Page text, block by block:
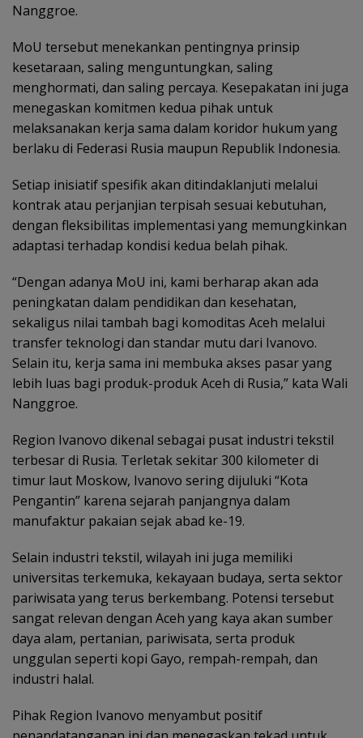
Nanggroe.
MoU tersebut menekankan pentingnya prinsip
kesetaraan, saling menguntungkan, saling
menghormati, dan saling percaya. Kesepakatan ini juga
menegaskan komitmen kedua pihak untuk
melaksanakan kerja sama dalam koridor hukum yang
berlaku di Federasi Rusia maupun Republik Indonesia.
Setiap inisiatif spesifik akan ditindaklanjuti melalui
kontrak atau perjanjian terpisah sesuai kebutuhan,
dengan fleksibilitas implementasi yang memungkinkan
adaptasi terhadap kondisi kedua belah pihak.
“Dengan adanya MoU ini, kami berharap akan ada
peningkatan dalam pendidikan dan kesehatan,
sekaligus nilai tambah bagi komoditas Aceh melalui
transfer teknologi dan standar mutu dari Ivanovo.
Selain itu, kerja sama ini membuka akses pasar yang
lebih luas bagi produk-produk Aceh di Rusia,” kata Wali
Nanggroe.
Region Ivanovo dikenal sebagai pusat industri tekstil
terbesar di Rusia. Terletak sekitar 300 kilometer di
timur laut Moskow, Ivanovo sering dijuluki “Kota
Pengantin” karena sejarah panjangnya dalam
manufaktur pakaian sejak abad ke-19.
Selain industri tekstil, wilayah ini juga memiliki
universitas terkemuka, kekayaan budaya, serta sektor
pariwisata yang terus berkembang. Potensi tersebut
sangat relevan dengan Aceh yang kaya akan sumber
daya alam, pertanian, pariwisata, serta produk
unggulan seperti kopi Gayo, rempah-rempah, dan
industri halal.
Pihak Region Ivanovo menyambut positif